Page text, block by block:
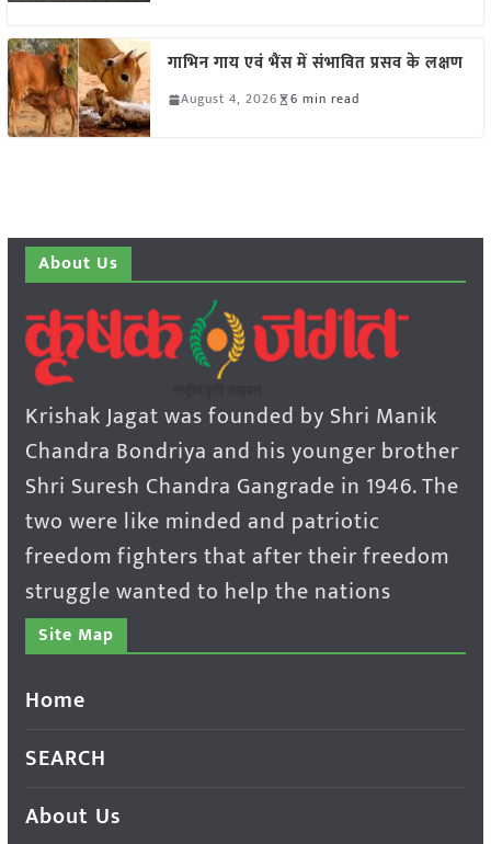
गाभिन गाय एवं भैंस में संभावित प्रसव के लक्षण
August 4, 2026 6 min read
About Us
Krishak Jagat was founded by Shri Manik
Chandra Bondriya and his younger brother
Shri Suresh Chandra Gangrade in 1946. The
two were like minded and patriotic
freedom fighters that after their freedom
struggle wanted to help the nations
Site Map
Home
SEARCH
About Us